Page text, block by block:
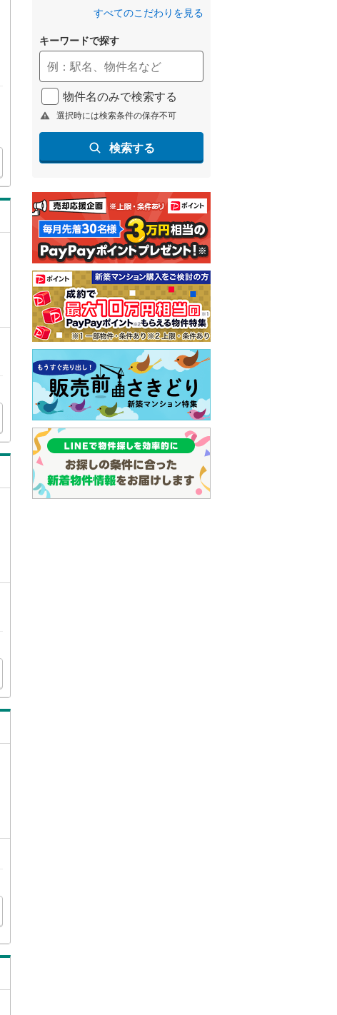
すべてのこだわりを見る
キーワードで探す
物件名のみで検索する
選択時には検索条件の保存不可
検索する